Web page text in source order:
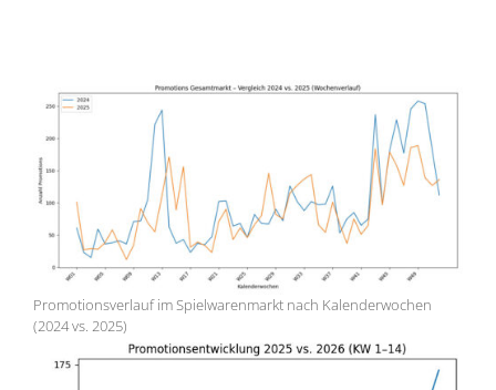
Promotionsverlauf im Spielwarenmarkt nach Kalenderwochen
(2024 vs. 2025)